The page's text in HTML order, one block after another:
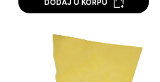
Revestech Linear
kanalica sa 3m2
membrane
26.294,00 RSD /
DODAJ U KORPU